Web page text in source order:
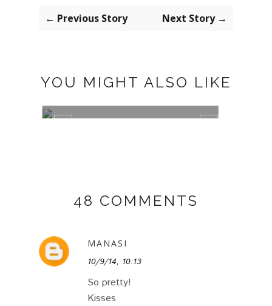
← Previous Story Next Story →
YOU MIGHT ALSO LIKE
48 COMMENTS
MANASI
10/9/14, 10:13
So pretty!
Kisses